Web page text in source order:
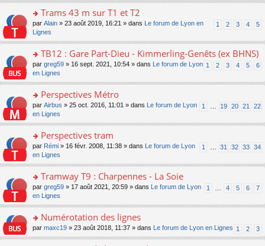
s
ré
e
n
lu
pl
ré
c
e
nt
e
n
o
n
lu
pl
ré
c
e
nt
e
s
s
a
n
o
n
lu
le
u
c
e
nt
er
le
m
e
s
s
a
n
o
n
lu
le
u
c
e
nt
o
s
er
le
m
e
s
s
a
n
o
n
lu
le
u
c
e
nt
Trams 43 m sur T1 et T2
1 2 3 4 5
par Alain » 23 août 2019, 16:21 » dans
Le forum de Lyon en
Lignes
o
n
s
er
le
m
e
s
s
a
n
o
n
lu
le
u
TB12 : Gare Part-Dieu - Kimmerling-Genêts (ex BHNS)
1 2 3 4 5 6
par greg59 » 16 sept. 2021, 10:54 » dans
Le forum de Lyon
en Lignes
o
n
s
er
le
m
e
s
s
a
n
o
n
Perspectives Métro
1 19 20 21 22
par Airbus » 25 oct. 2016, 11:01 » dans
Le forum de Lyon
en Lignes
o
n
s
er
le
m
e
s
s
Perspectives tram
1 31 32 33 34
par Rémi » 16 févr. 2008, 11:38 » dans
Le forum de Lyon
en Lignes
o
n
s
er
le
m
Tramway T9 : Charpennes - La Soie
1 4 5 6 7
par greg59 » 17 août 2021, 20:59 » dans
Le forum de Lyon
en Lignes
o
n
Numérotation des lignes
1 2 3
par maxc19 » 23 août 2018, 11:37 » dans Le forum de Lyon en Lignes